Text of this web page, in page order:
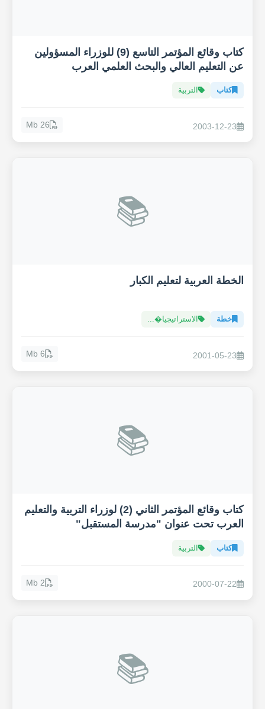
كتاب وقائع المؤتمر التاسع (9) للوزراء المسؤولين
عن التعليم العالي والبحث العلمي العرب
كتاب التربية
2003-12-23
26 Mb
📚
الخطة العربية لتعليم الكبار
خطة الاستراتيجيا�...
2001-05-23
6 Mb
📚
كتاب وقائع المؤتمر الثاني (2) لوزراء التربية والتعليم
العرب تحت عنوان "مدرسة المستقبل"
كتاب التربية
2000-07-22
2 Mb
📚